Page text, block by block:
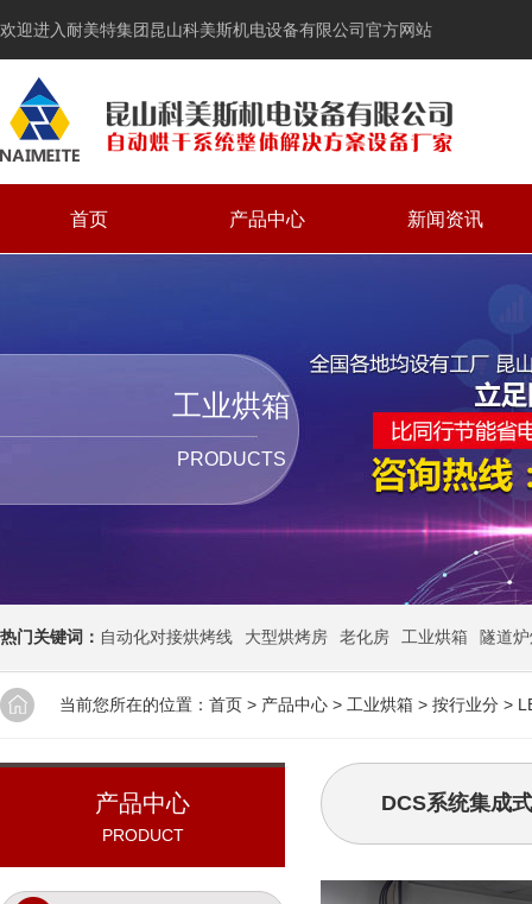
欢迎进入耐美特集团昆山科美斯机电设备有限公司官方网站
首页 产品中心 新闻资讯
工业烘箱
PRODUCTS
热门关键词： 自动化对接烘烤线 大型烘烤房 老化房 工业烘箱 隧道
当前您所在的位置： 首页 > 产品中心 > 工业烘箱 > 按行业分 >
产品中心
PRODUCT
DCS系统集成